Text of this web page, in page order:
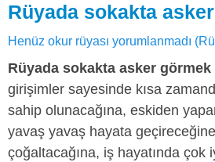
Rüyada sokakta
Henüz okur rüyası yorumlanmadı
Rüyada sokakta asker görmek
girişimler sayesinde kısa
sahip olunacağına, eskiden
yavaş yavaş hayata
çoğaltacağına, iş hayatında çok